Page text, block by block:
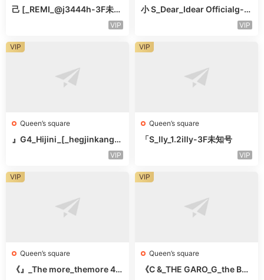
己 [_REMI_@j3444h-3F未知
VIP
小 S_Dear_Idear Officialg-3
VIP
Queen’s square
』G4_Hijini_[_hegjinkang-
VIP
VIP
Queen’s square
「S_lly_1.2illy-3F未知号
VIP
VIP
Queen’s square
《』_The more_themore 41
VIP
Queen’s square
《C &_THE GARO_G_the Bar
VIP